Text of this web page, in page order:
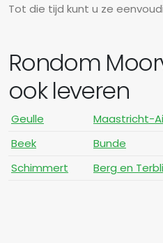
Tot die tijd kunt u ze
Rondom
ook leveren
Geulle Maastricht-
Beek
Bunde
Schimmert
Berg en